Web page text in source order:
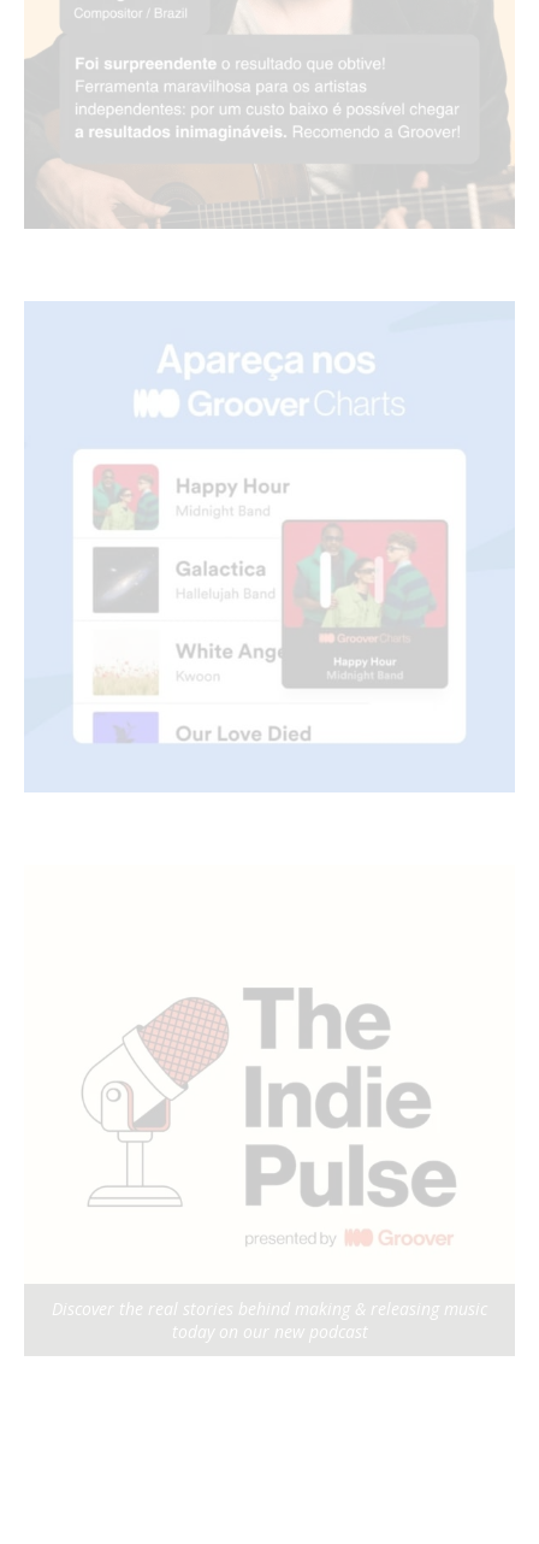
Discover the real stories behind making & releasing music
today on our new podcast